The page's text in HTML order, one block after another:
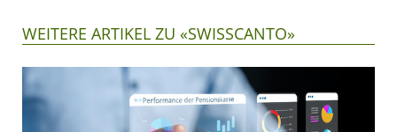
WEITERE ARTIKEL ZU «SWISSCANTO»